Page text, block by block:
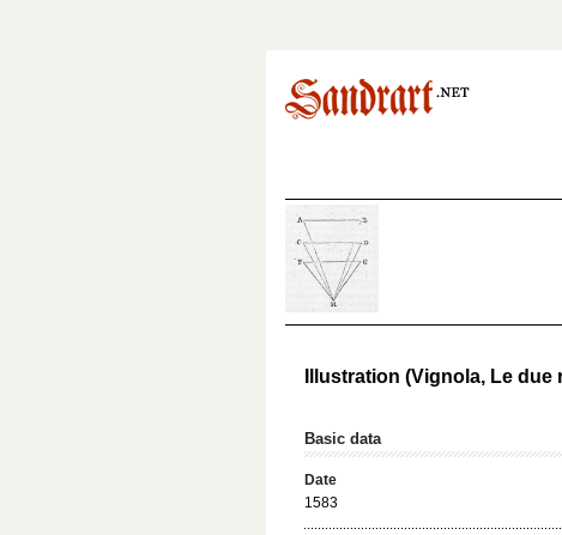
Illustration (Vignola, Le due
Basic data
Date
1583